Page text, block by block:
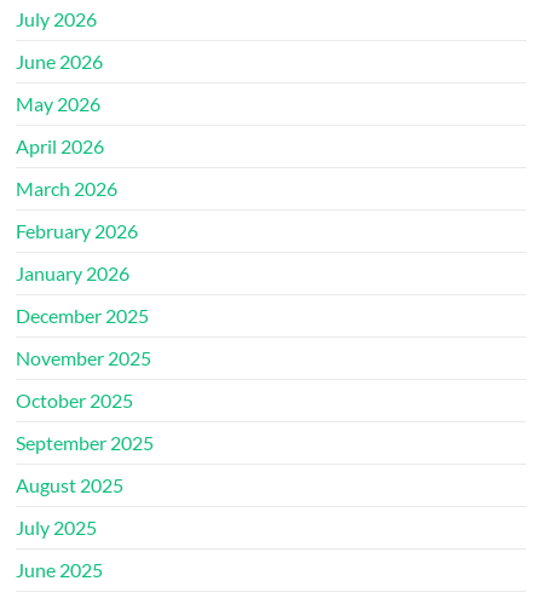
July 2026
June 2026
May 2026
April 2026
March 2026
February 2026
January 2026
December 2025
November 2025
October 2025
September 2025
August 2025
July 2025
June 2025